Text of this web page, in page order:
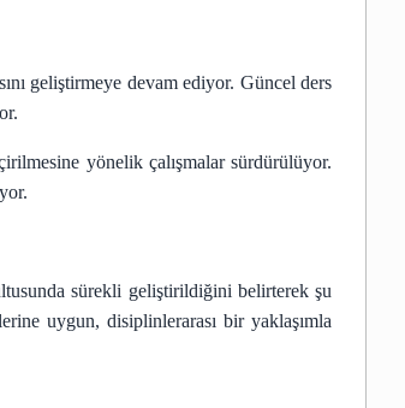
geliştirmeye devam ediyor. Güncel ders
yönelik çalışmalar sürdürülüyor.
sürekli geliştirildiğini belirterek şu
uygun, disiplinlerarası bir yaklaşımla